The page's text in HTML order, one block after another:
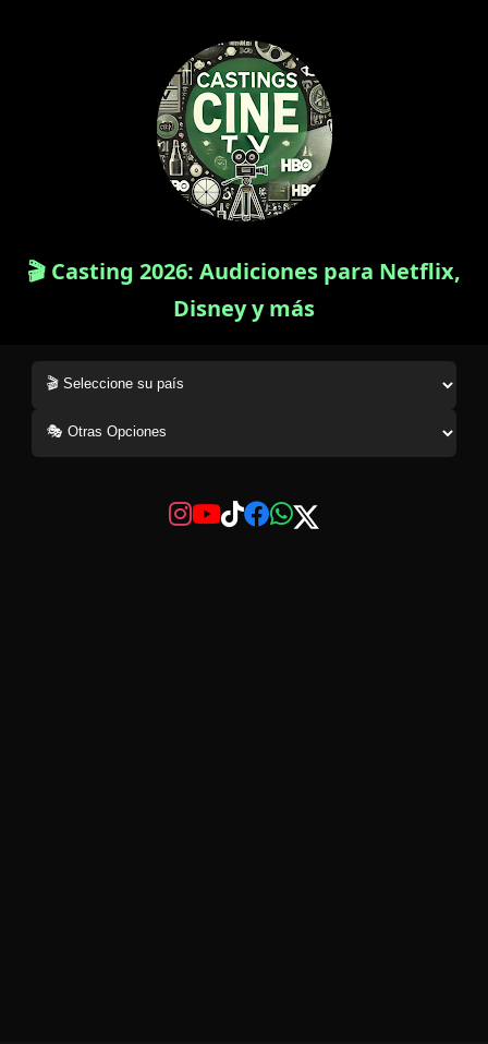
🎬 Casting 2026: Audiciones para Netflix,
Disney y más